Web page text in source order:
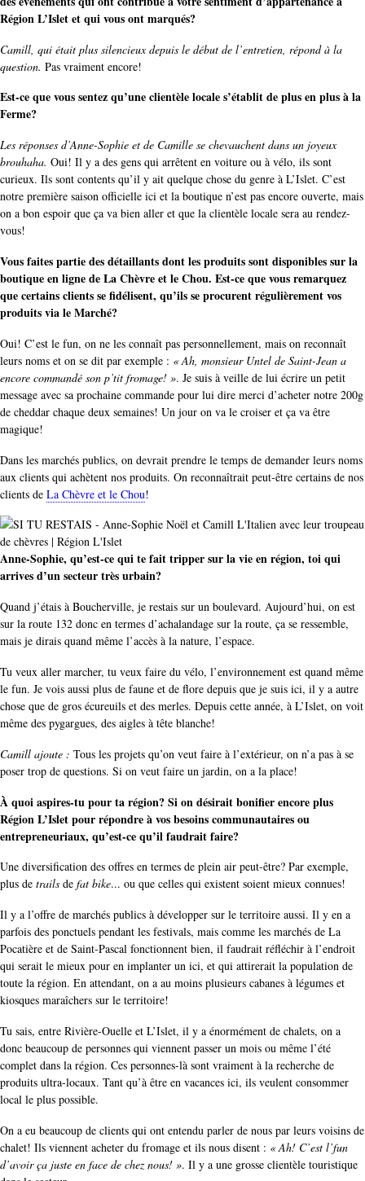
Région L’Islet et qui vous ont marqués?
Camill, qui était plus silencieux depuis le début de l’entretien, répond à la
question. Pas vraiment encore!
Est-ce que vous sentez qu’une clientèle locale s’établit de plus en plus à la
Ferme?
Les réponses d’Anne-Sophie et de Camille se chevauchent dans un joyeux
brouhaha. Oui! Il y a des gens qui arrêtent en voiture ou à vélo, ils sont
curieux. Ils sont contents qu’il y ait quelque chose du genre à L’Islet. C’est
notre première saison officielle ici et la boutique n’est pas encore ouverte, mais
on a bon espoir que ça va bien aller et que la clientèle locale sera au rendez-
vous!
Vous faites partie des détaillants dont les produits sont disponibles sur la
boutique en ligne de La Chèvre et le Chou. Est-ce que vous remarquez
que certains clients se fidélisent, qu’ils se procurent régulièrement vos
produits via le Marché?
Oui! C’est le fun, on ne les connaît pas personnellement, mais on reconnaît
leurs noms et on se dit par exemple : « Ah, monsieur Untel de Saint-Jean a
encore commandé son p’tit fromage! ». Je suis à veille de lui écrire un petit
message avec sa prochaine commande pour lui dire merci d’acheter notre 200g
de cheddar chaque deux semaines! Un jour on va le croiser et ça va être
magique!
Dans les marchés publics, on devrait prendre le temps de demander leurs noms
aux clients qui achètent nos produits. On reconnaîtrait peut-être certains de nos
clients de La Chèvre et le Chou!
Anne-Sophie, qu’est-ce qui te fait tripper sur la vie en région, toi qui
arrives d’un secteur très urbain?
Quand j’étais à Boucherville, je restais sur un boulevard. Aujourd’hui, on est
sur la route 132 donc en termes d’achalandage sur la route, ça se ressemble,
mais je dirais quand même l’accès à la nature, l’espace.
Tu veux aller marcher, tu veux faire du vélo, l’environnement est quand même
le fun. Je vois aussi plus de faune et de flore depuis que je suis ici, il y a autre
chose que de gros écureuils et des merles. Depuis cette année, à L’Islet, on voit
même des pygargues, des aigles à tête blanche!
Camill ajoute : Tous les projets qu’on veut faire à l’extérieur, on n’a pas à se
poser trop de questions. Si on veut faire un jardin, on a la place!
À quoi aspires-tu pour ta région? Si on désirait bonifier encore plus
Région L’Islet pour répondre à vos besoins communautaires ou
entrepreneuriaux, qu’est-ce qu’il faudrait faire?
Une diversification des offres en termes de plein air peut-être? Par exemple,
plus de trails de fat bike... ou que celles qui existent soient mieux connues!
Il y a l’offre de marchés publics à développer sur le territoire aussi. Il y en a
parfois des ponctuels pendant les festivals, mais comme les marchés de La
Pocatière et de Saint-Pascal fonctionnent bien, il faudrait réfléchir à l’endroit
qui serait le mieux pour en implanter un ici, et qui attirerait la population de
toute la région. En attendant, on a au moins plusieurs cabanes à légumes et
kiosques maraîchers sur le territoire!
Tu sais, entre Rivière-Ouelle et L’Islet, il y a énormément de chalets, on a
donc beaucoup de personnes qui viennent passer un mois ou même l’été
complet dans la région. Ces personnes-là sont vraiment à la recherche de
produits ultra-locaux. Tant qu’à être en vacances ici, ils veulent consommer
local le plus possible.
On a eu beaucoup de clients qui ont entendu parler de nous par leurs voisins de
chalet! Ils viennent acheter du fromage et ils nous disent : « Ah! C’est l’fun
d’avoir ça juste en face de chez nous! ». Il y a une grosse clientèle touristique